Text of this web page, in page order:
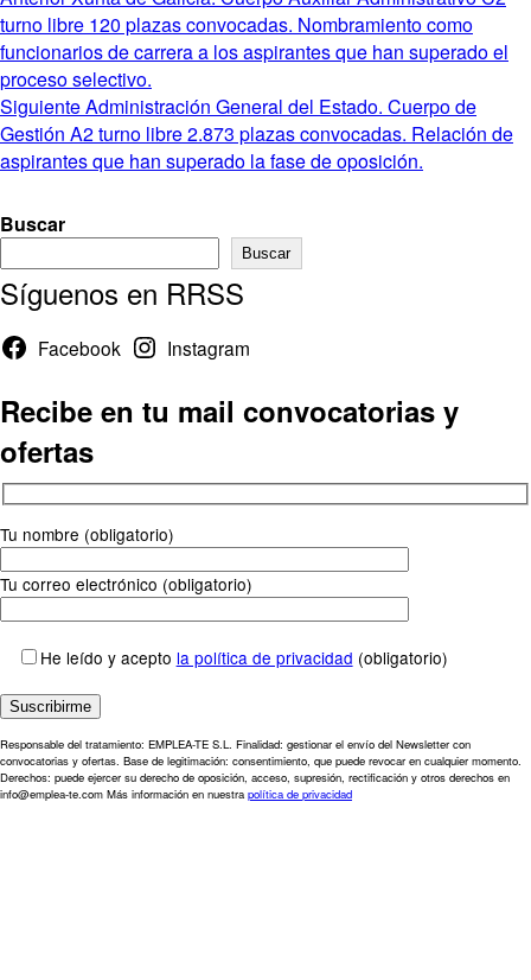
de
entradas
anterior:
turno libre 120 plazas convocadas. Nombramiento como
funcionarios de carrera a los aspirantes que han superado el
proceso selectivo.
SiguienteEntrada
siguiente:
Administración General del Estado. Cuerpo de
Gestión A2 turno libre 2.873 plazas convocadas. Relación de
aspirantes que han superado la fase de oposición.
Buscar
Buscar
Síguenos en RRSS
Facebook Instagram
Recibe en tu mail convocatorias y
ofertas
Tu nombre (obligatorio)
Tu correo electrónico (obligatorio)
He leído y acepto la política de privacidad (obligatorio)
Responsable del tratamiento: EMPLEA-TE S.L. Finalidad: gestionar el envío del Newsletter con
convocatorias y ofertas. Base de legitimación: consentimiento, que puede revocar en cualquier momento.
Derechos: puede ejercer su derecho de oposición, acceso, supresión, rectificación y otros derechos en
info@emplea-te.com Más información en nuestra política de privacidad